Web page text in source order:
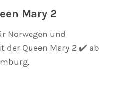
Mary 2
Norwegen und
der Queen Mary 2 ✔️ ab